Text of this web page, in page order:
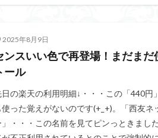
2025年8月9日
ンスいい色で再登場！まだまだ
ール
日の楽天の利用明細↓・・・この「440円
使った覚えがないのです(+_+)。「西友ネ
」・・・この名前を見てピンっときまし